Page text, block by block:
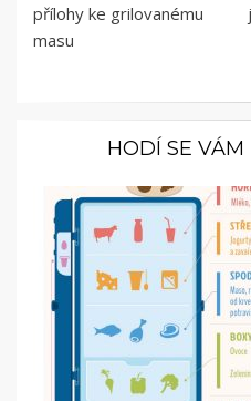
přílohy ke grilovanému
masu
HODÍ SE